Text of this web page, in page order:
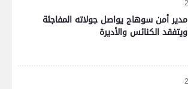
مدير أمن سوهاج يواصل جولاته المفاجئة
ويتفقد الكنائس والأديرة